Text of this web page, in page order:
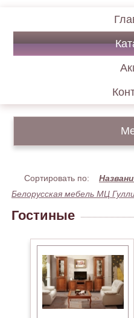
Сортировать по:
Белорусская мебель МЦ
Гостиные